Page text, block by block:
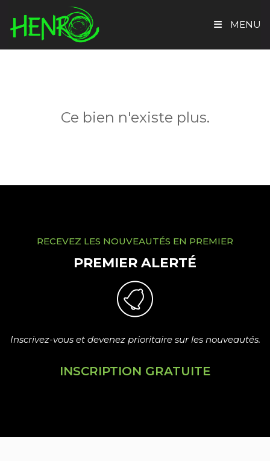
MENU
EVALUATION GRATUITE
CONTACT
Ce bien n'existe plus.
RECEVEZ LES NOUVEAUTÉS EN PREMIER
PREMIER ALERTÉ
Inscrivez-vous et devenez prioritaire sur les nouveautés.
INSCRIPTION GRATUITE